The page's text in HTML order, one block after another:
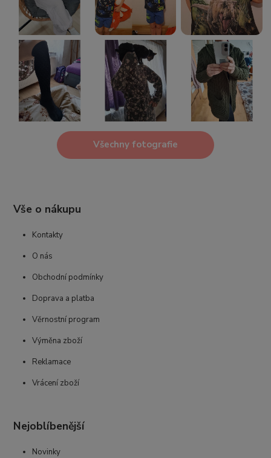
Všechny fotografie
Vše o nákupu
Kontakty
O nás
Obchodní podmínky
Doprava a platba
Věrnostní program
Výměna zboží
Reklamace
Vrácení zboží
Nejoblíbenější
Novinky